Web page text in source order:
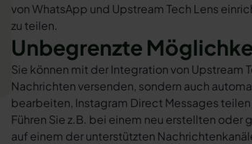
von WhatsApp und Upstream Tech Lens
zu teilen.
Unbegrenzte
Sie können mit der Integration von Upstream
Nachrichten versenden, sondern auch
bearbeiten, Instagram Direct Messages
Führen Sie z.B. bei einem neu erstellten
auf einem der unterstützten